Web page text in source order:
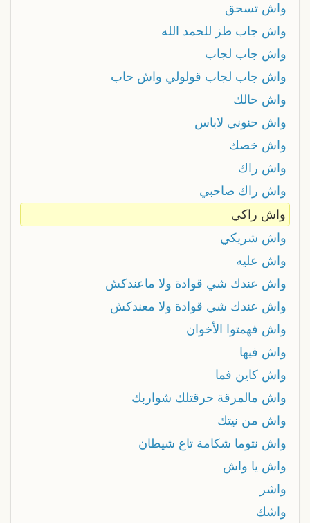
واش تسحق
واش جاب طز للحمد الله
واش جاب لجاب
واش جاب لجاب قولولي واش حاب
واش حالك
واش حنوني لاباس
واش خصك
واش راك
واش راك صاحبي
واش راكي
واش شريكي
واش عليه
واش عندك شي قوادة ولا ماعندكش
واش عندك شي قوادة ولا معندكش
واش فهمتوا الأخوان
واش فيها
واش كاين فما
واش مالمرقة حرقتلك شواربك
واش من نيتك
واش نتوما شكامة تاع شيطان
واش يا واش
واشر
واشك